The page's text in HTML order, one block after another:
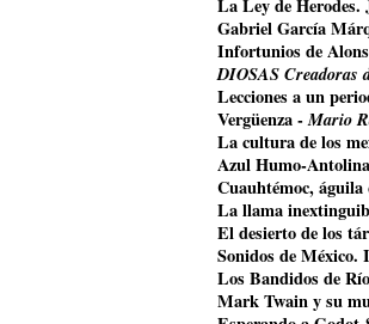
La Ley de
Gabriel García
Infortunios de
DIOSAS Creadoras
Lecciones a un
Vergüenza -Mario
La cultura de los
Azul Humo-
Cuauhtémoc,
La llama
El desierto de los
Sonidos de México.
Los Bandidos de
Mark Twain y su